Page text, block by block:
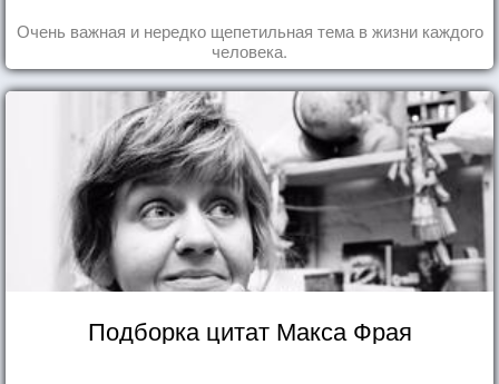
Очень важная и нередко щепетильная тема в жизни каждого
человека.
Подборка цитат Макса Фрая